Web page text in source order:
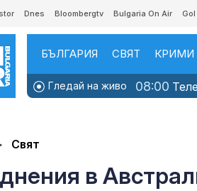
Dnes Bloombergtv Bulgaria On Air Gol
БЪЛГАРИЯ СВЯТ КРИМИ
Гледай на живо 08:00
Свят
в